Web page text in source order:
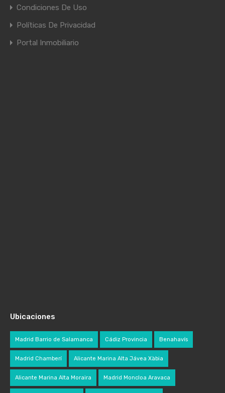
Condiciones De Uso
Políticas De Privacidad
Portal Inmobiliario
Ubicaciones
Madrid Barrio de Salamanca Cádiz Provincia Benahavís
Madrid Chamberí Alicante Marina Alta Jávea Xàbia
Alicante Marina Alta Moraira Madrid Moncloa Aravaca